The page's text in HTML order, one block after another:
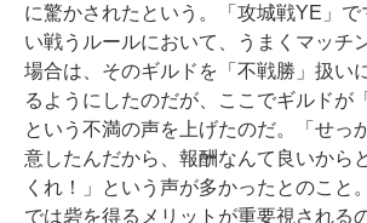
に驚かされたという。「攻城戦YE」
い戦うルールにおいて、うまくマッチ
場合は、そのギルドを「不戦勝」扱い
るようにしたのだが、ここでギルドが
という不満の声を上げたのだ。「せっ
意したんだから、報酬なんて良いから
くれ！」という声が多かったとのこと
では砦を得るメリットが重要視される